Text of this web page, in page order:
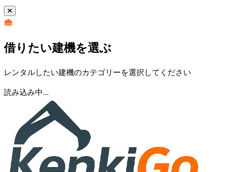
借りたい建機を選ぶ
レンタルしたい建機のカテゴリーを選択してください
読み込み中...